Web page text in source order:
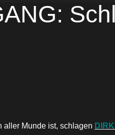
aller Munde ist, schlagen